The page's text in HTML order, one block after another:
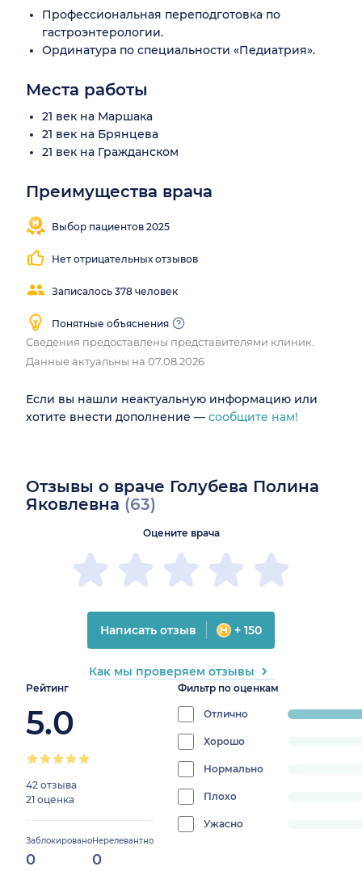
Профессиональная переподготовка по
гастроэнтерологии.
Ординатура по специальности «Педиатрия».
Места работы
21 век на Маршака
21 век на Брянцева
21 век на Гражданском
Преимущества врача
Выбор пациентов 2025
Нет отрицательных отзывов
Записалось 378 человек
Понятные объяснения
Сведения предоставлены представителями клиник.
Данные актуальны на 07.08.2026
Если вы нашли неактуальную информацию или
хотите внести дополнение — сообщите нам!
Отзывы о враче Голубева Полина
Яковлевна (63)
Рейтинг
5.0
42 отзыва
21 оценка
Заблокировано
0
Нерелевантно
0
Фильтр по оценкам
Отлично
progress:
Хорошо
0%
Нормально
0%
Плохо
progress:
Ужасно
0%
Оцените врача
Написать отзыв + 150
Как мы проверяем отзывы